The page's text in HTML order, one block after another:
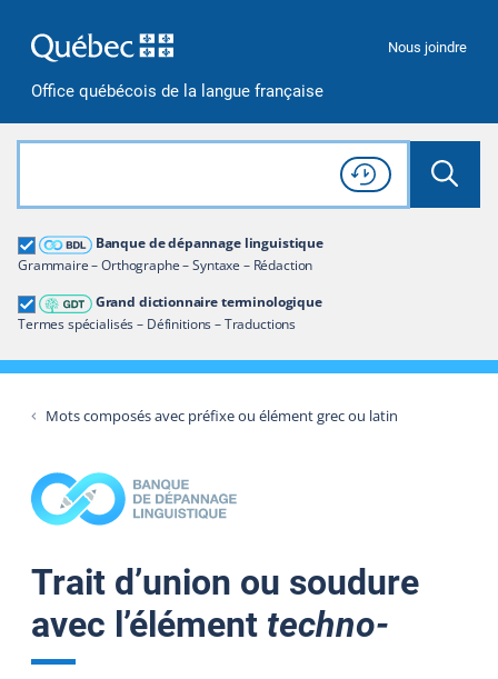
Office québécois de la langue française
Nous joindre
Rechercher dans tout le site
Lancer
Consulter l'
Historique
de recherche
Banque de dépannage linguistique
Grammaire – Orthographe – Syntaxe – Rédaction
Grand dictionnaire terminologique
Termes spécialisés – Définitions – Traductions
Grand dictionnaire terminologique
Restreindre aux termes
Mots composés avec préfixe ou élément grec ou latin
Trait d’union ou soudure
avec l’élément techno‑